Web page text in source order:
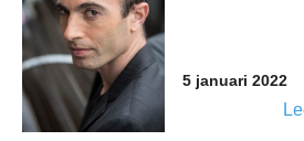
5 januari 2022